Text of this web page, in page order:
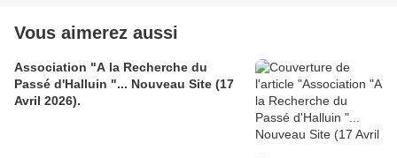
Vous aimerez aussi
Association "A la Recherche du
Passé d'Halluin "... Nouveau Site (17
Avril 2026).